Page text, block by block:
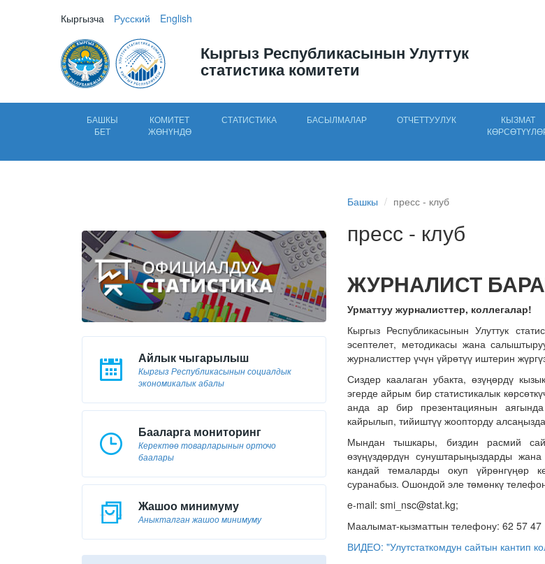
Кыргызча Русский English
Кыргыз Республикасынын Улуттук
статистика комитети
БАШКЫ
БЕТ
КОМИТЕТ
ЖӨНҮНДӨ
СТАТИСТИКА БАСЫЛМАЛАР ОТЧЕТТУУЛУК
КЫЗМАТ
Айлык чыгарылыш
Кыргыз Республикасынын социалдык
экономикалык абалы
Бааларга мониторинг
Керектөө товарларынын орточо
баалары
Жашоо минимуму
Аныкталган жашоо минимуму
Башкы пресс - клуб
пресс - клуб
ЖУРНАЛИСТ
Урматтуу журналисттер, коллегалар!
Кыргыз Республикасынын Улуттук
эсептелет, методикасы жана
журналисттер үчүн үйрөтүү иштерин
Сиздер каалаган убакта, өзүңөрдү
эгерде айрым бир статистикалык
анда ар бир презентациянын аягында
кайрылып, тийиштүү жоопторду
Мындан тышкары, биздин расмий
өзүңүздөрдүн сунуштарыңыздарды
кандай темаларды окуп үйрөнгүңөр
суранабыз. Ошондой эле төмөнкү
e-mail: smi_nsc@stat.kg;
Маалымат-кызматтын телефону: 62 57 47
ВИДЕО: "Улутстаткомдун сайтын кантип